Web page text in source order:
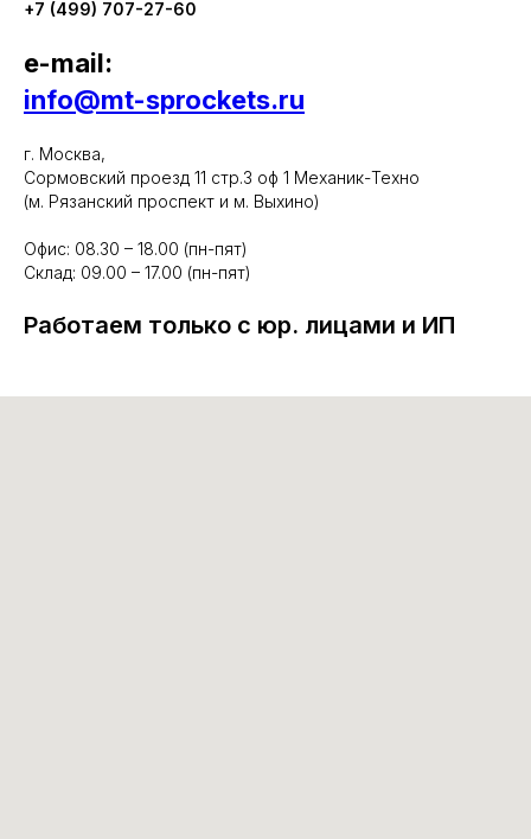
+7 (499) 707-27-60
e-mail:
info@mt-sprockets.ru
г. Москва,
Сормовский проезд 11 стр.3 оф 1 Механик-Техно
(м. Рязанский проспект и м. Выхино)
Офис: 08.30 – 18.00 (пн-пят)
Склад: 09.00 – 17.00 (пн-пят)
Работаем только с юр. лицами и ИП